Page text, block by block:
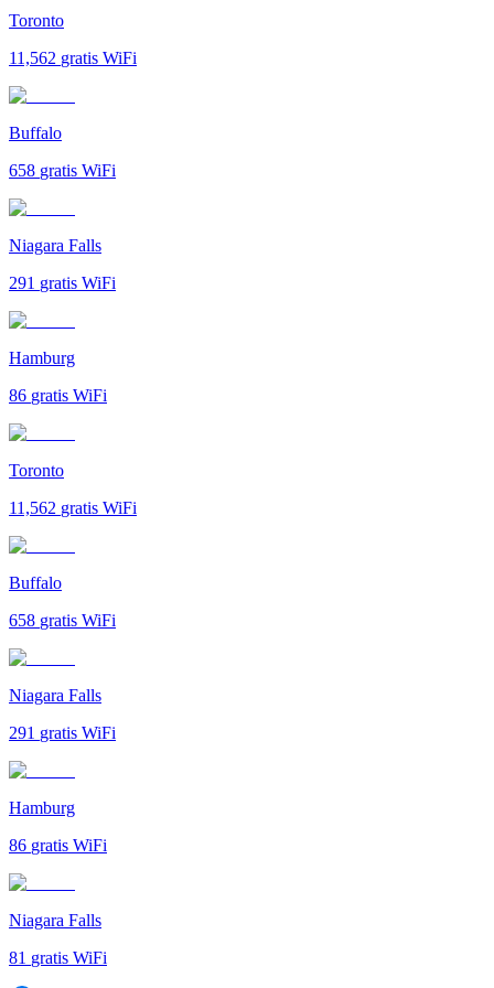
Toronto
11,562 gratis WiFi
Buffalo
658 gratis WiFi
Niagara Falls
291 gratis WiFi
Hamburg
86 gratis WiFi
Toronto
11,562 gratis WiFi
Buffalo
658 gratis WiFi
Niagara Falls
291 gratis WiFi
Hamburg
86 gratis WiFi
Niagara Falls
81 gratis WiFi